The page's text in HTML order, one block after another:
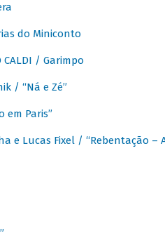
do Miniconto
CALDI / Garimpo
/ “Ná e Zé”
em Paris”
e Lucas Fixel / “Rebentação –